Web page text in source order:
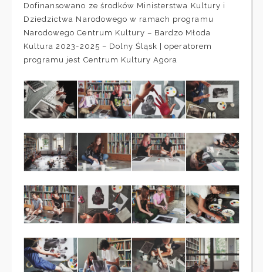
Dofinansowano ze środków Ministerstwa Kultury i
Dziedzictwa Narodowego w ramach programu
Narodowego Centrum Kultury – Bardzo Młoda
Kultura 2023-2025 – Dolny Śląsk | operatorem
programu jest Centrum Kultury Agora